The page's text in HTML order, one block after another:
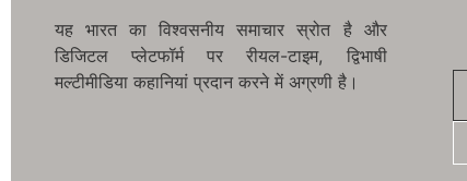
यह भारत का विश्वसनीय समाचार स्रोत है और
डिजिटल प्लेटफॉर्म पर रीयल-टाइम, द्विभाषी
मल्टीमीडिया कहानियां प्रदान करने में अग्रणी है।